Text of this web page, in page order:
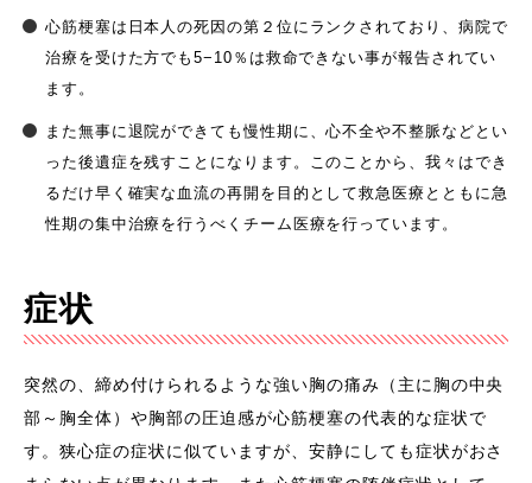
心筋梗塞は日本人の死因の第２位にランクされており、病院で
治療を受けた方でも5−10％は救命できない事が報告されてい
ます。
また無事に退院ができても慢性期に、心不全や不整脈などとい
った後遺症を残すことになります。このことから、我々はでき
るだけ早く確実な血流の再開を目的として救急医療とともに急
性期の集中治療を行うべくチーム医療を行っています。
症状
突然の、締め付けられるような強い胸の痛み（主に胸の中央
部～胸全体）や胸部の圧迫感が心筋梗塞の代表的な症状で
す。狭心症の症状に似ていますが、安静にしても症状がおさ